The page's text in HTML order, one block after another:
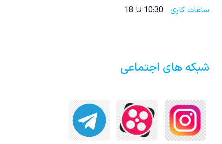
ساعات کاری : 10:30 تا 18
شبکه های اجتماعی